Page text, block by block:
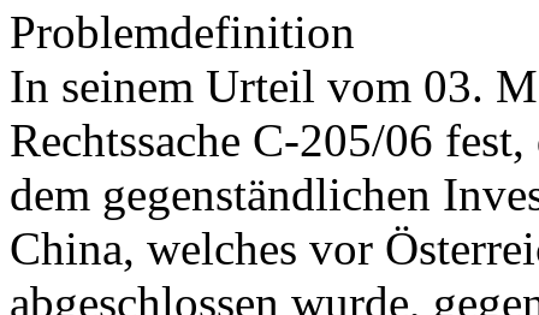
Problemdefinition
In seinem Urteil vom 03.
Rechtssache C-205/06
dem gegenständlichen
China, welches vor
abgeschlossen wurde,